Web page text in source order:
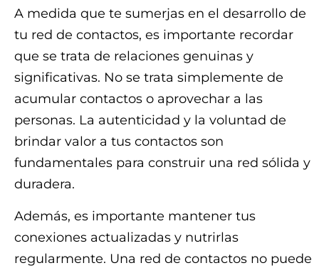
A medida que te sumerjas en el desarrollo de
tu red de contactos, es importante recordar
que se trata de relaciones genuinas y
significativas. No se trata simplemente de
acumular contactos o aprovechar a las
personas. La autenticidad y la voluntad de
brindar valor a tus contactos son
fundamentales para construir una red sólida y
duradera.
Además, es importante mantener tus
conexiones actualizadas y nutrirlas
regularmente. Una red de contactos no puede